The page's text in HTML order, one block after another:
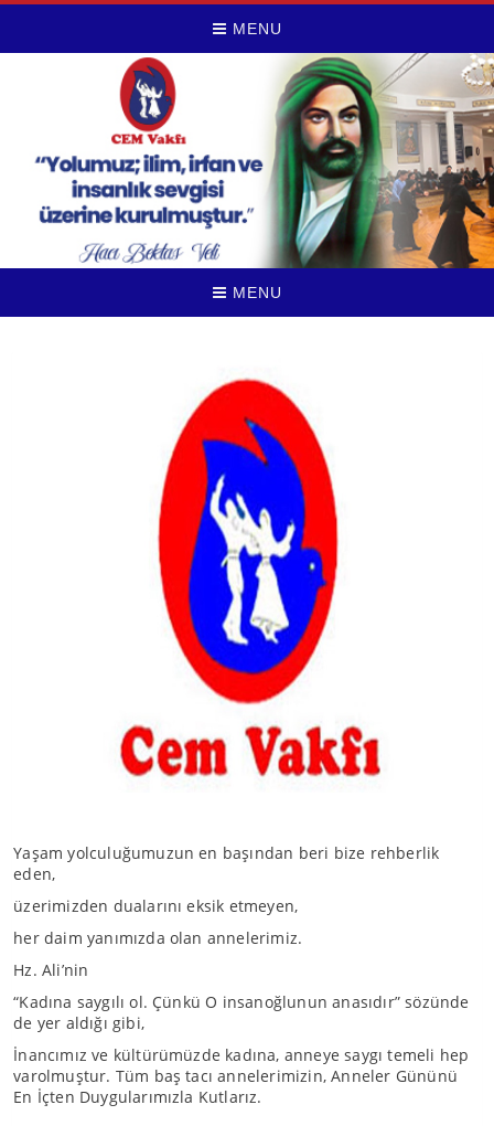
MENU
MENU
Yaşam yolculuğumuzun en başından beri bize rehberlik
eden,
üzerimizden dualarını eksik etmeyen,
her daim yanımızda olan annelerimiz.
Hz. Ali’nin
“Kadına saygılı ol. Çünkü O insanoğlunun anasıdır” sözünde
de yer aldığı gibi,
İnancımız ve kültürümüzde kadına, anneye saygı temeli hep
varolmuştur. Tüm baş tacı annelerimizin, Anneler Gününü
En İçten Duygularımızla Kutlarız.